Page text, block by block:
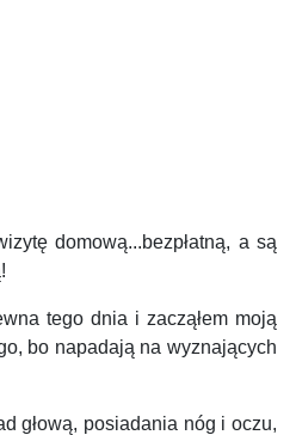
domową...bezpłatną, a są
tego dnia i zacząłem moją
bo napadają na wyznających
głową, posiadania nóg i oczu,